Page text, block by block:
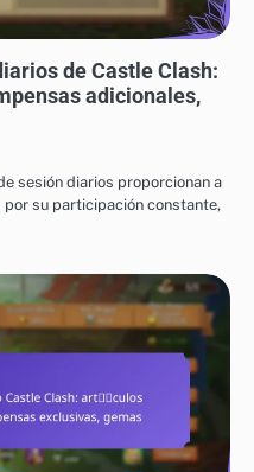
de Castle Clash:
adicionales,
sesión diarios proporcionan a
su participación constante,